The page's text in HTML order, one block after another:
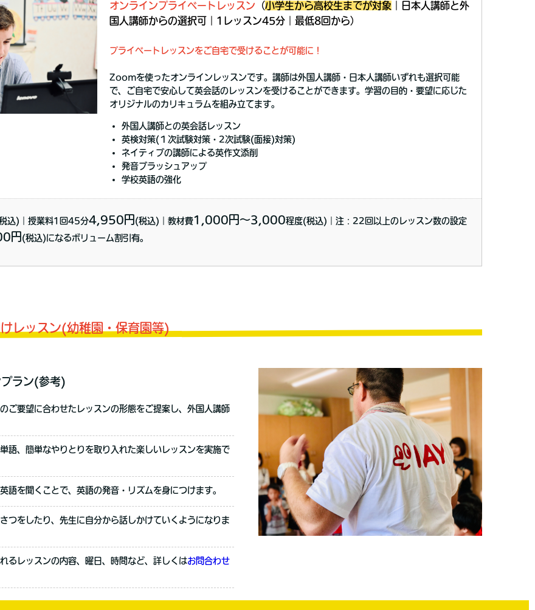
オンラインプライベートレッスン （小学生から高校生までが対象 ｜日本人講師と外
国人講師からの選択可｜1レッスン45分｜最低8回から）
プライベートレッスンをご自宅で受けることが可能に！
Zoomを使ったオンラインレッスンです。講師は外国人講師・日本人講師いずれも選択可能
で、ご自宅で安心して英会話のレッスンを受けることができます。学習の目的・要望に応じた
オリジナルのカリキュラムを組み立てます。
外国人講師との英会話レッスン
英検対策(１次試験対策・2次試験(面接)対策)
ネイティブの講師による英作文添削
発音ブラッシュアップ
学校英語の強化
込)｜授業料1回45分4,950円 (税込)｜教材費1,000円〜3,000程度(税込)｜注：22回以上のレッスン数の設定
円 (税込)になるボリューム割引有。
レッスン(幼稚園・保育園等)
ラン(参考)
ご要望に合わせたレッスンの形態をご提案し、外国人講師
語、簡単なやりとりを取り入れた楽しいレッスンを実施で
語を聞くことで、英語の発音・リズムを身につけます。
つをしたり、先生に自分から話しかけていくようになりま
るレッスンの内容、曜日、時間など、詳しくはお問合わせ